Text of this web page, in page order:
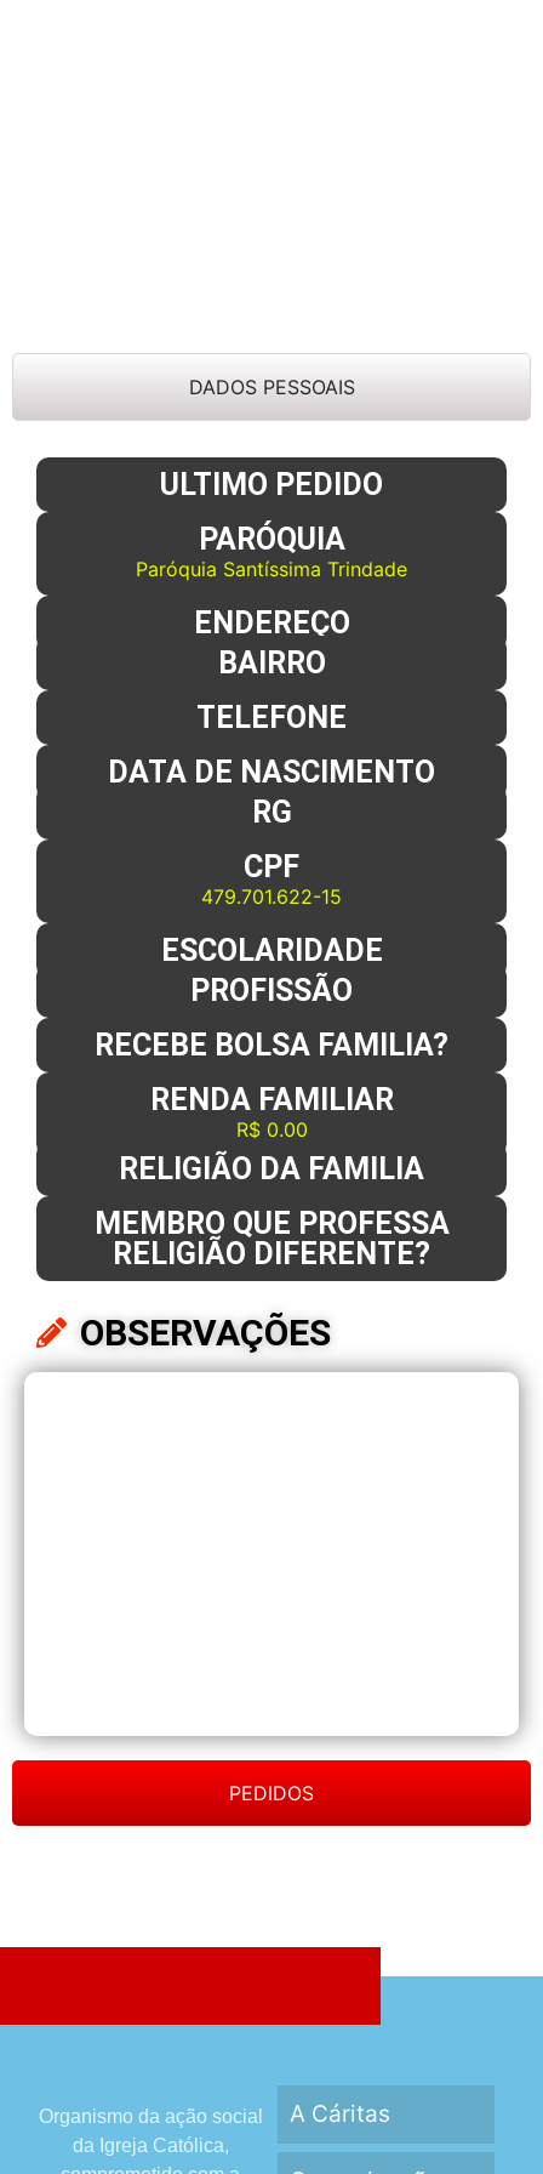
DADOS PESSOAIS
PEDIDOS
ULTIMO PEDIDO
PARÓQUIA
Paróquia Santíssima Trindade
ENDEREÇO
BAIRRO
TELEFONE
DATA DE NASCIMENTO
RG
CPF
479.701.622-15
ESCOLARIDADE
PROFISSÃO
RECEBE BOLSA FAMILIA?
RENDA FAMILIAR
R$ 0.00
RELIGIÃO DA FAMILIA
MEMBRO QUE PROFESSA
RELIGIÃO DIFERENTE?
OBSERVAÇÕES
Organismo da ação social
da Igreja Católica,
A Cáritas